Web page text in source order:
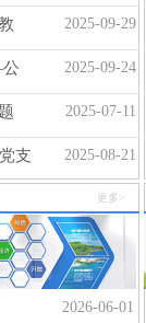
2025-09-29
2025-09-24
2025-07-11
支 2025-08-21
更多 >
2026-06-01